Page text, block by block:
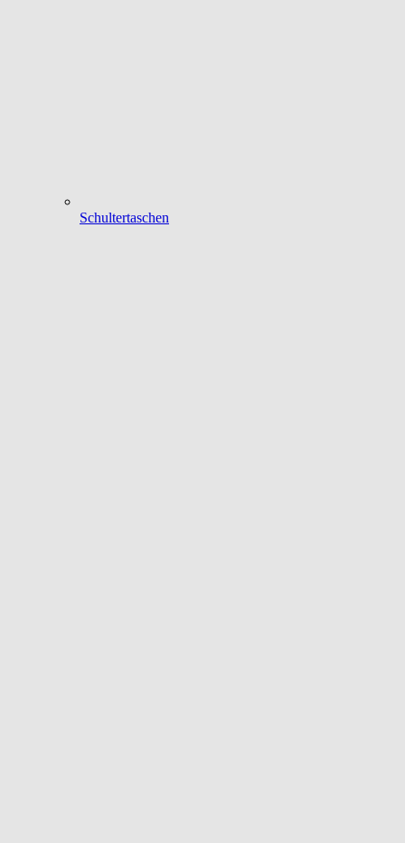
Schultertaschen